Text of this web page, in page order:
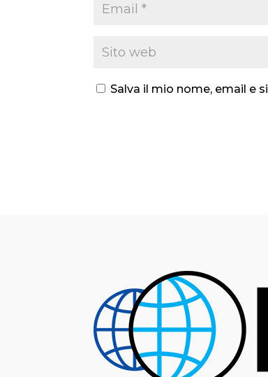
Salva il mio nome, email e